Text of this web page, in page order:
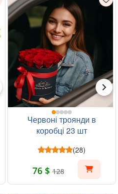
Червоні троянди в
коробці 23 шт
(28)
76 $ 128